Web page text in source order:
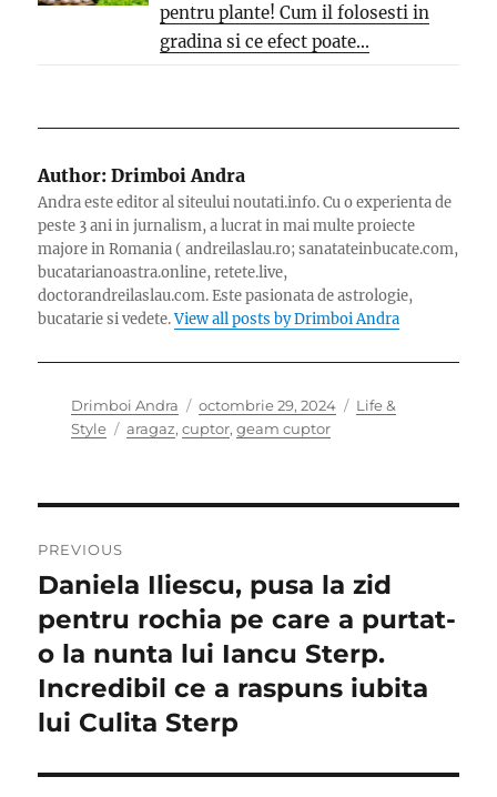
pentru plante! Cum il folosesti in
gradina si ce efect poate...
Author: Drimboi Andra
Andra este editor al siteului noutati.info. Cu o experienta de
peste 3 ani in jurnalism, a lucrat in mai multe proiecte
majore in Romania ( andreilaslau.ro; sanatateinbucate.com,
bucatarianoastra.online, retete.live,
doctorandreilaslau.com. Este pasionata de astrologie,
bucatarie si vedete.View all posts by Drimboi Andra
Author
Drimboi Andra
Posted
on
octombrie 29, 2024 Categories
Life &
Style
Tags
aragaz, cuptor, geam cuptor
în
articole
PREVIOUS
Previous
post:
Daniela Iliescu, pusa la zid
pentru rochia pe care a purtat-
o la nunta lui Iancu Sterp.
Incredibil ce a raspuns iubita
lui Culita Sterp